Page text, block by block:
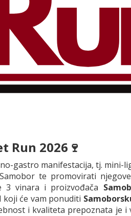
Run 2026🍷
gastro manifestacija, tj. mini-
te promovirati
3 vinara i proizvođača
koji će vam ponuditi
i kvaliteta prepoznata je